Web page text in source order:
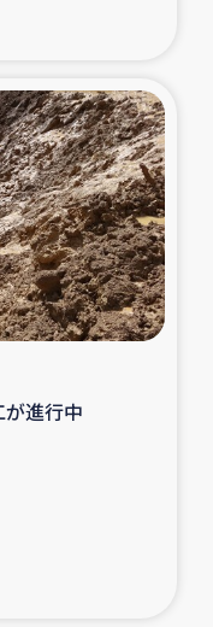
じた支援事業
の緊急支援
ープの生計支援
る栄養改善事業
の栄養改善事業
が進行中